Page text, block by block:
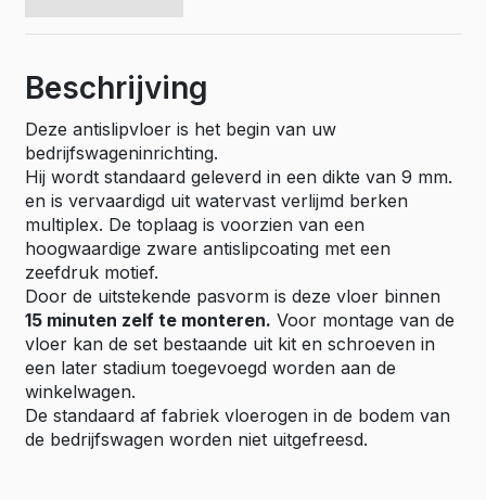
Beschrijving
Deze antislipvloer is het begin van uw
bedrijfswageninrichting.
Hij wordt standaard geleverd in een dikte van 9 mm.
en is vervaardigd uit watervast verlijmd berken
multiplex. De toplaag is voorzien van een
hoogwaardige zware antislipcoating met een
zeefdruk motief.
Door de uitstekende pasvorm is deze vloer binnen
15 minuten zelf te monteren. Voor montage van de
vloer kan de set bestaande uit kit en schroeven in
een later stadium toegevoegd worden aan de
winkelwagen.
De standaard af fabriek vloerogen in de bodem van
de bedrijfswagen worden niet uitgefreesd.